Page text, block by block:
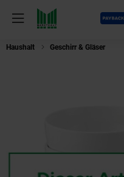
Menü
Payback
Haushalt Geschirr & Gläser